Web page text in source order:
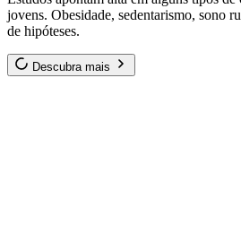
jovens. Obesidade, sedentarismo, sono
de hipóteses.
Descubra mais